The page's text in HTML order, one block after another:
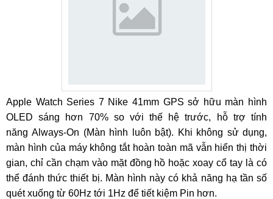
Apple Watch Series 7 Nike 41mm GPS sở hữu màn hình
OLED sáng hơn 70% so với thế hệ trước, hỗ trợ tính
năng Always-On (Màn hình luôn bật). Khi không sử dụng,
màn hình của máy không tắt hoàn toàn mã vẫn hiển thị thời
gian, chỉ cần chạm vào mặt đồng hồ hoặc xoay cổ tay là có
thể đánh thức thiết bị. Màn hình này có khả năng hạ tần số
quét xuống từ 60Hz tới 1Hz để tiết kiệm Pin hơn.